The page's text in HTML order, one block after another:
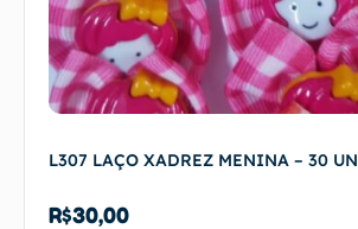
L307 LAÇO XADREZ MENINA – 30 UN
R$30,00